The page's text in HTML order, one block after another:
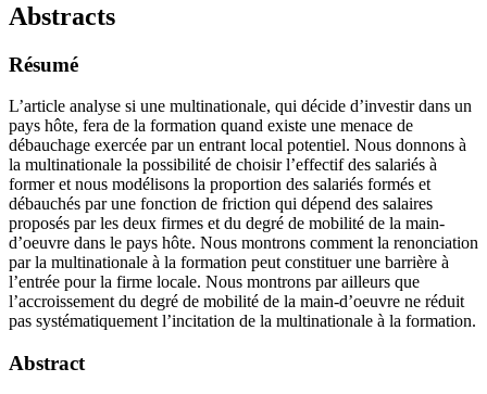
Abstracts
Résumé
L’article analyse si une multinationale, qui décide d’investir dans un
pays hôte, fera de la formation quand existe une menace de
débauchage exercée par un entrant local potentiel. Nous donnons à
la multinationale la possibilité de choisir l’effectif des salariés à
former et nous modélisons la proportion des salariés formés et
débauchés par une fonction de friction qui dépend des salaires
proposés par les deux firmes et du degré de mobilité de la main-
d’oeuvre dans le pays hôte. Nous montrons comment la renonciation
par la multinationale à la formation peut constituer une barrière à
l’entrée pour la firme locale. Nous montrons par ailleurs que
l’accroissement du degré de mobilité de la main-d’oeuvre ne réduit
pas systématiquement l’incitation de la multinationale à la formation.
Abstract